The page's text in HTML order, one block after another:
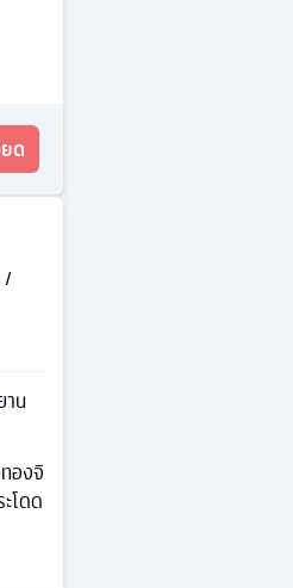
ด
/
น
องจิ
โดด